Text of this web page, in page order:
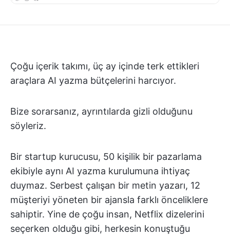
Çoğu içerik takımı, üç ay içinde terk ettikleri
araçlara AI yazma bütçelerini harcıyor.
Bize sorarsanız, ayrıntılarda gizli olduğunu
söyleriz.
Bir startup kurucusu, 50 kişilik bir pazarlama
ekibiyle aynı AI yazma kurulumuna ihtiyaç
duymaz. Serbest çalışan bir metin yazarı, 12
müşteriyi yöneten bir ajansla farklı önceliklere
sahiptir. Yine de çoğu insan, Netflix dizelerini
seçerken olduğu gibi, herkesin konuştuğu